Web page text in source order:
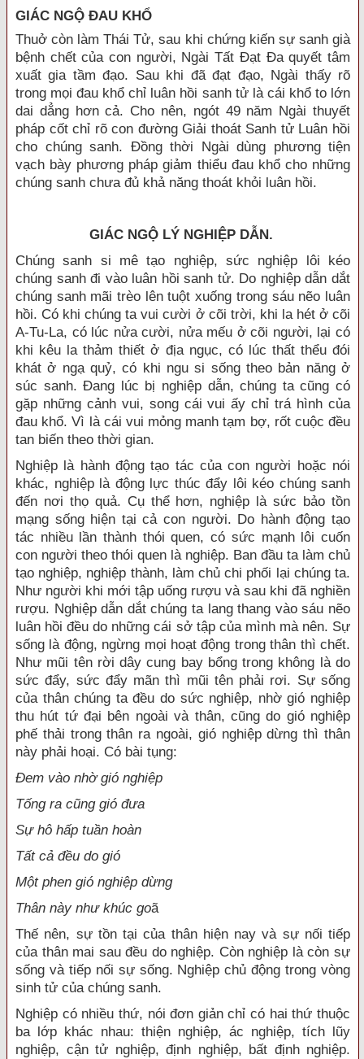
GIÁC NGỘ ÐAU KHỔ
Thuở còn làm Thái Tử, sau khi chứng kiến sự sanh già
bệnh chết của con người, Ngài Tất Ðạt Ða quyết tâm
xuất gia tầm đạo. Sau khi đã đạt đạo, Ngài thấy rõ
trong mọi đau khổ chỉ luân hồi sanh tử là cái khổ to lớn
dai dẳng hơn cả. Cho nên, ngót 49 năm Ngài thuyết
pháp cốt chỉ rõ con đường Giải thoát Sanh tử Luân hồi
cho chúng sanh. Ðồng thời Ngài dùng phương tiện
vạch bày phương pháp giảm thiểu đau khổ cho những
chúng sanh chưa đủ khả năng thoát khỏi luân hồi.
GIÁC NGỘ LÝ NGHIỆP DẪN.
Chúng sanh si mê tạo nghiệp, sức nghiệp lôi kéo
chúng sanh đi vào luân hồi sanh tử. Do nghiệp dẫn dắt
chúng sanh mãi trèo lên tuột xuống trong sáu nẽo luân
hồi. Có khi chúng ta vui cười ở cõi trời, khi la hét ở cõi
A-Tu-La, có lúc nửa cười, nửa mếu ở cõi người, lại có
khi kêu la thảm thiết ở địa ngục, có lúc thất thểu đói
khát ở ngạ quỷ, có khi ngu si sống theo bản năng ở
súc sanh. Ðang lúc bị nghiệp dẫn, chúng ta cũng có
gặp những cảnh vui, song cái vui ấy chỉ trá hình của
đau khổ. Vì là cái vui mỏng manh tạm bợ, rốt cuộc đều
tan biến theo thời gian.
Nghiệp là hành động tạo tác của con người hoặc nói
khác, nghiệp là động lực thúc đẩy lôi kéo chúng sanh
đến nơi thọ quả. Cụ thể hơn, nghiệp là sức bảo tồn
mạng sống hiện tại cả con người. Do hành động tạo
tác nhiều lần thành thói quen, có sức mạnh lôi cuốn
con người theo thói quen là nghiệp. Ban đầu ta làm chủ
tạo nghiệp, nghiệp thành, làm chủ chi phối lại chúng ta.
Như người khi mới tập uống rượu và sau khi đã nghiền
rượu. Nghiệp dẫn dắt chúng ta lang thang vào sáu nẽo
luân hồi đều do những cái sở tập của mình mà nên. Sự
sống là động, ngừng mọi hoạt động trong thân thì chết.
Như mũi tên rời dây cung bay bổng trong không là do
sức đẩy, sức đẩy mãn thì mũi tên phải rơi. Sự sống
của thân chúng ta đều do sức nghiệp, nhờ gió nghiệp
thu hút tứ đại bên ngoài và thân, cũng do gió nghiệp
phế thải trong thân ra ngoài, gió nghiệp dừng thì thân
này phải hoại. Có bài tụng:
Ðem vào nhờ gió nghiệp
Tống ra cũng gió đưa
Sự hô hấp tuần hoàn
Tất cả đều do gió
Một phen gió nghiệp dừng
Thân này như khúc goã
Thế nên, sự tồn tại của thân hiện nay và sự nối tiếp
của thân mai sau đều do nghiệp. Còn nghiệp là còn sự
sống và tiếp nối sự sống. Nghiệp chủ động trong vòng
sinh tử của chúng sanh.
Nghiệp có nhiều thứ, nói đơn giản chỉ có hai thứ thuộc
ba lớp khác nhau: thiện nghiệp, ác nghiệp, tích lũy
nghiệp, cận tử nghiệp, định nghiệp, bất định nghiệp.